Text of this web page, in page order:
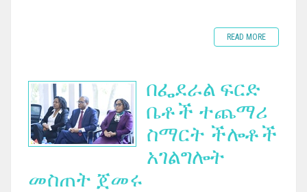
READ MORE
በፌደራል ፍርድ
ቤቶች ተጨማሪ
ስማርት ችሎቶች
አገልግሎት
መስጠት ጀመሩ